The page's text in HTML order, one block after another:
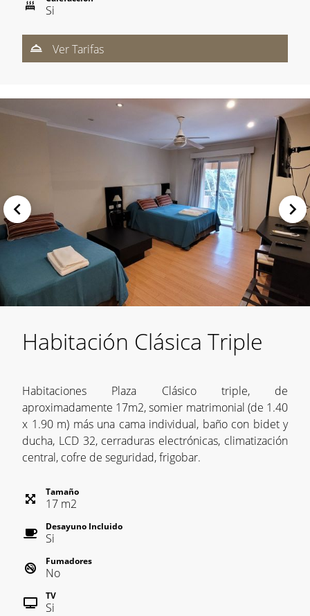
Si
Ver Tarifas
Habitación Clásica Triple
Habitaciones Plaza Clásico triple, de
aproximadamente 17m2, somier matrimonial (de 1.40
x 1.90 m) más una cama individual, baño con bidet y
ducha, LCD 32, cerraduras electrónicas, climatización
central, cofre de seguridad, frigobar.
Tamaño
17 m2
Desayuno Incluido
Si
Fumadores
No
TV
Si